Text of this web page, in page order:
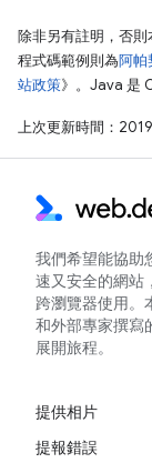
除非另有註明，否
程式碼範例則為阿帕
站政策》。Java 是
上次更新時間：
我們希望能協助
速又安全的網站
跨瀏覽器使用。
和外部專家撰寫
展開旅程。
提供相片
提報錯誤